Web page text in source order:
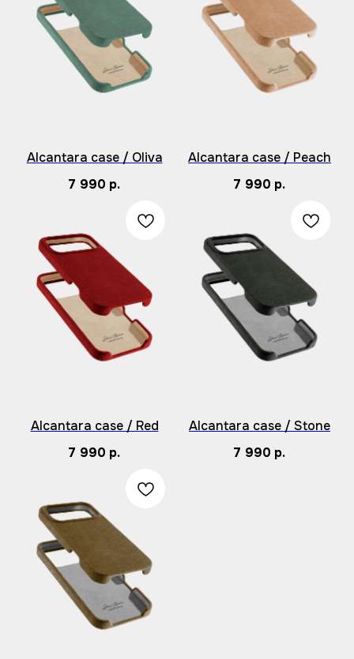
Alcantara case / Oliva
7 990 р.
Alcantara case / Peach
7 990 р.
Alcantara case / Red
7 990 р.
Alcantara case / Stone
7 990 р.
Яркие фото изделий,
вживую — ещё
красивей